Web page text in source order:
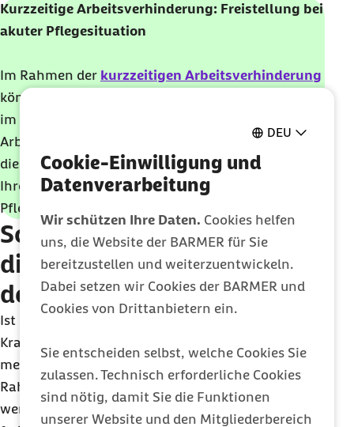
DEU
Cookie-Einwilligung und
Datenverarbeitung
Wir schützen Ihre Daten. Cookies helfen
uns, die Website der BARMER für Sie
bereitzustellen und weiterzuentwickeln.
Dabei setzen wir Cookies der BARMER und
Cookies von Drittanbietern ein.
Sie entscheiden selbst, welche Cookies Sie
zulassen. Technisch erforderliche Cookies
sind nötig, damit Sie die Funktionen
unserer Website und den Mitgliederbereich
Kurzzeitige Arbeitsverhinderung: Freistellung bei
akuter Pflegesituation
Im Rahmen der kurzzeitigen Arbeitsverhinderung
können Sie sich als pflegende Angehörige einmal
im Kalenderjahr für einen Zeitraum von bis zu 10
Arbeitstagen von der Arbeit freistellen lassen. Für
diesen Zeitraum können Sie bei der Pflegekasse
Ihrer/Ihres Angehörigen das
Pflegeunterstützungsgeld beantragen.
Sozialversicherung: Wie ist
die Pflegeperson während
der Pflegezeit versichert?
Ist durch die vollständige Freistellung der
Kranken- und Pflegeversicherungsschutz nicht
mehr gegeben, kann die Pflegeperson häufig im
Rahmen der
werden. Sofern dies nicht möglich ist, muss eine